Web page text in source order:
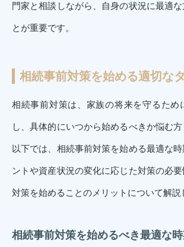
門家と相談しながら、自身の状況に最適な
とが重要です。
相続事前対策を始める適切な
相続事前対策は、家族の将来を守るため
し、具体的にいつから始めるべきか悩む方
以下では、相続事前対策を始める最適な
ントや資産状況の変化に応じた対策の必
対策を始めることのメリットについて解説
相続事前対策を始めるべき最適な時